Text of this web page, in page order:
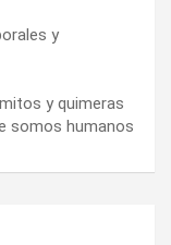
y
y quimeras
somos humanos